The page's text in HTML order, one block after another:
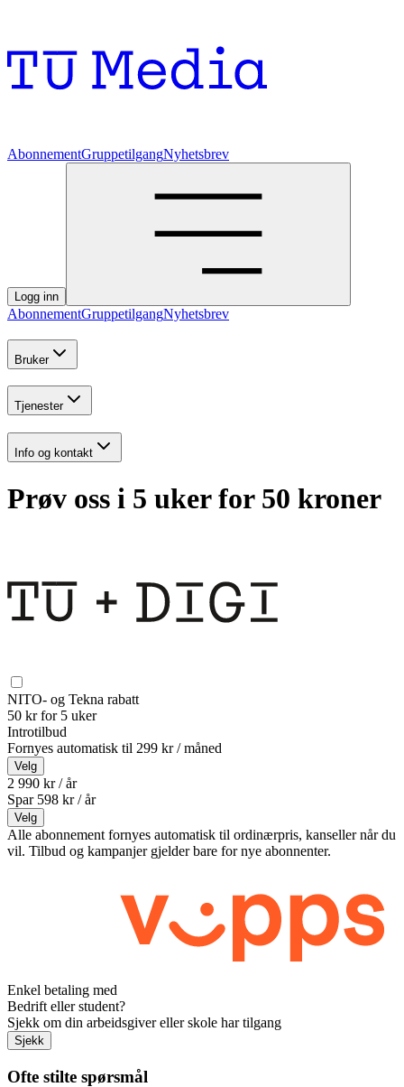
AbonnementGruppetilgangNyhetsbrev
Logg inn
AbonnementGruppetilgangNyhetsbrev
Bruker
Tjenester
Info og kontakt
Prøv oss i 5 uker for 50 kroner
NITO- og Tekna rabatt
50 kr for 5 uker
Introtilbud
Fornyes automatisk til 299 kr / måned
Velg
2 990 kr / år
Spar 598 kr /år
Velg
Alle abonnement fornyes automatisk til ordinærpris, kanseller når du
vil. Tilbud og kampanjer gjelder bare for nye abonnenter.
Enkel betaling med
Bedrift eller student?
Sjekk om din arbeidsgiver eller skole har tilgang
Sjekk
Ofte stilte spørsmål